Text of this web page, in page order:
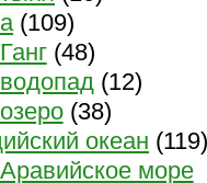
(109)
Ганг(48)
водопад(12)
озеро(38)
океан (119)
Аравийское море